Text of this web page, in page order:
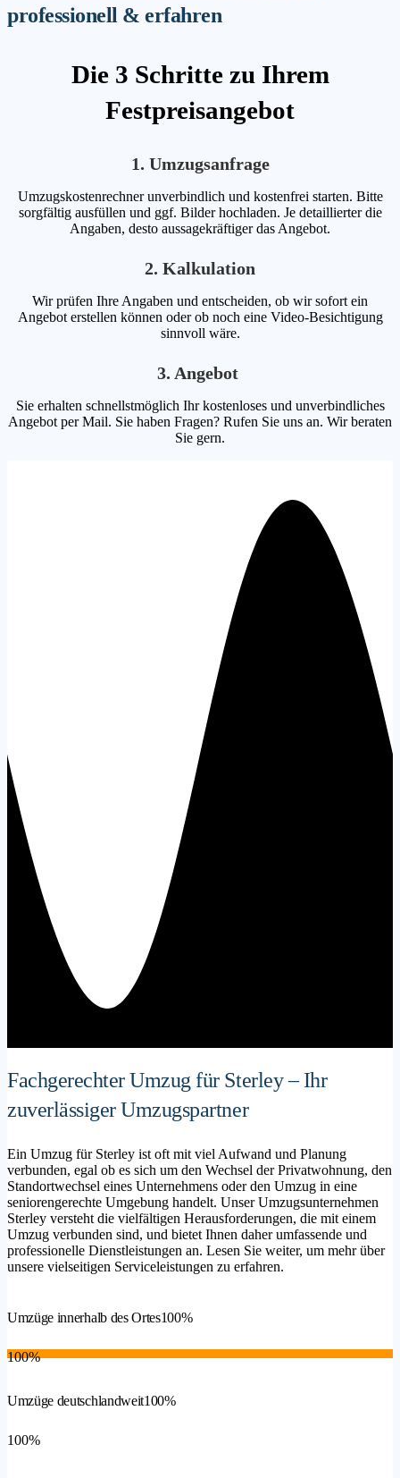
professionell & erfahren
Die 3 Schritte zu Ihrem
Festpreisangebot
1. Umzugsanfrage
Umzugskostenrechner unverbindlich und kostenfrei starten. Bitte
sorgfältig ausfüllen und ggf. Bilder hochladen. Je detaillierter die
Angaben, desto aussagekräftiger das Angebot.
2. Kalkulation
Wir prüfen Ihre Angaben und entscheiden, ob wir sofort ein
Angebot erstellen können oder ob noch eine Video-Besichtigung
sinnvoll wäre.
3. Angebot
Sie erhalten schnellstmöglich Ihr kostenloses und unverbindliches
Angebot per Mail. Sie haben Fragen? Rufen Sie uns an. Wir beraten
Sie gern.
Fachgerechter Umzug für Sterley – Ihr
zuverlässiger Umzugspartner
Ein Umzug für Sterley ist oft mit viel Aufwand und Planung
verbunden, egal ob es sich um den Wechsel der Privatwohnung, den
Standortwechsel eines Unternehmens oder den Umzug in eine
seniorengerechte Umgebung handelt. Unser Umzugsunternehmen
Sterley versteht die vielfältigen Herausforderungen, die mit einem
Umzug verbunden sind, und bietet Ihnen daher umfassende und
professionelle Dienstleistungen an. Lesen Sie weiter, um mehr über
unsere vielseitigen Serviceleistungen zu erfahren.
Umzüge innerhalb des Ortes100%
100%
Umzüge deutschlandweit100%
100%